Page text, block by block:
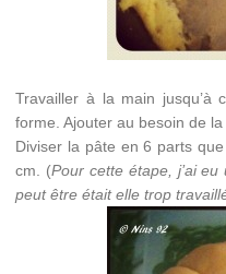
Travailler à la main jusqu’à
forme. Ajouter au besoin de
Diviser la pâte en 6 parts
cm. (Pour cette étape, j’ai
peut être était elle trop